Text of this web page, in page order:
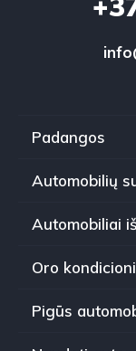
Padangos
Automobilių
Automobiliai
Oro
Pigūs